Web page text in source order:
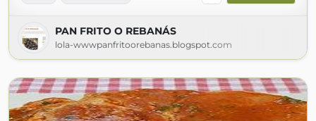
PAN FRITO O REBANÁS
lola-wwwpanfritoorebanas.blogspot.com